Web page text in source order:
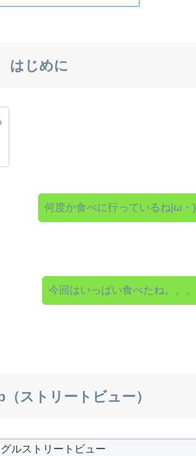
はじめに
何度か食べに行っているね|ω・)
今回はいっぱい食べたね。。。
ストリートビュー）
ルストリートビュー